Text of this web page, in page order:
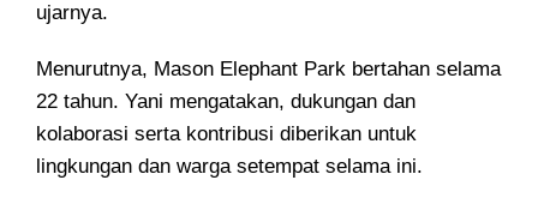
ujarnya.
Menurutnya, Mason Elephant Park bertahan selama
22 tahun. Yani mengatakan, dukungan dan
kolaborasi serta kontribusi diberikan untuk
lingkungan dan warga setempat selama ini.